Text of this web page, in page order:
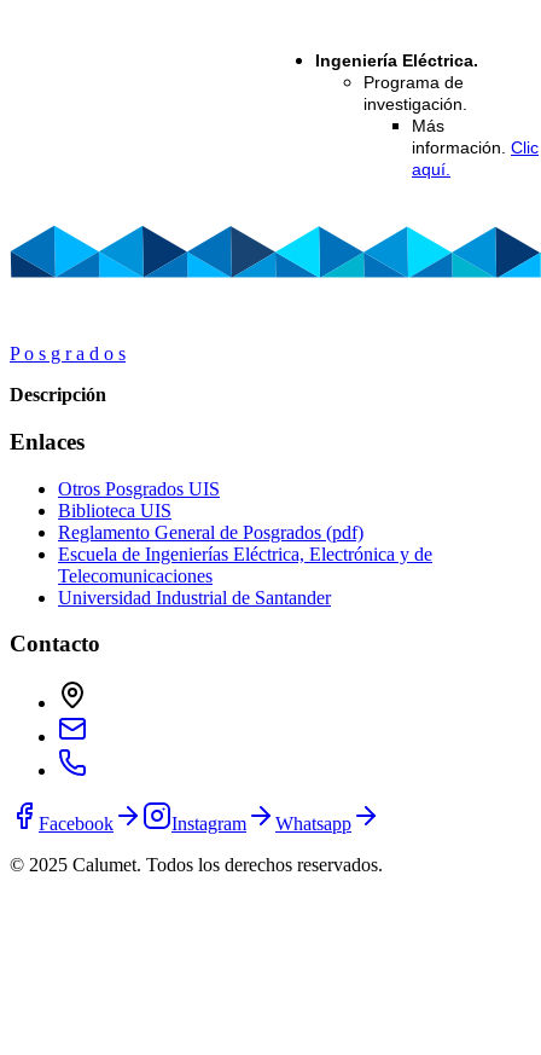
Ingeniería Eléctrica.
Programa de
investigación.
Más
información. Clic
aquí.
P o s g r a d o s
Descripción
Enlaces
Otros Posgrados UIS
Biblioteca UIS
Reglamento General de Posgrados (pdf)
Escuela de Ingenierías Eléctrica, Electrónica y de
Telecomunicaciones
Universidad Industrial de Santander
Contacto
Facebook Instagram
Whatsapp
© 2025 Calumet. Todos los derechos reservados.